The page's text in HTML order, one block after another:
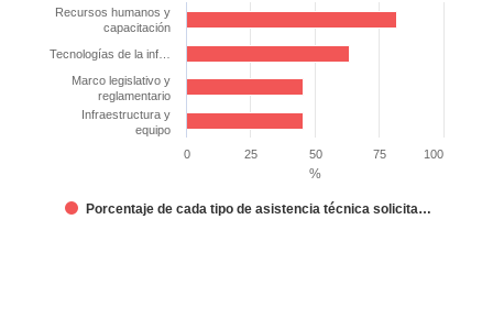
asistencia
solicitada
Bar chart with 4 bars.
The chart has 1 X axis displaying categories.
The chart has 1 Y axis displaying %. Data ranges from
%
Porcentaje de cada tipo de asistencia técnica solicita…
Recursos humanos y
capacitación
Tecnologías de la inf…
Marco legislativo y
reglamentario
Infraestructura y
equipo
0
100
25 50 75